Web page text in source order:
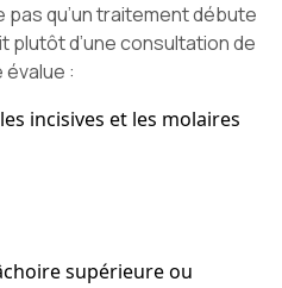
qu’un traitement débute
plutôt d’une consultation de
:
incisives et les molaires
supérieure ou